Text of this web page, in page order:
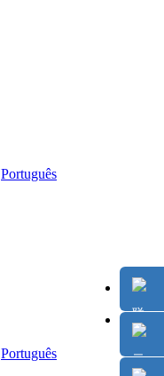
Português
Português